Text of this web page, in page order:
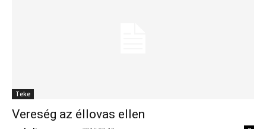
Teke
Vereség az éllovas ellen